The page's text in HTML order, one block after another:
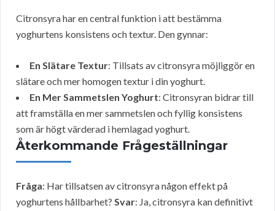
Citronsyra har en central funktion i att bestämma
yoghurtens konsistens och textur. Den gynnar:
En Slätare Textur: Tillsats av citronsyra möjliggör en
slätare och mer homogen textur i din yoghurt.
En Mer Sammetslen Yoghurt: Citronsyran bidrar till
att framställa en mer sammetslen och fyllig konsistens
som är högt värderad i hemlagad yoghurt.
Återkommande Frågeställningar
Fråga: Har tillsatsen av citronsyra någon effekt på
yoghurtens hållbarhet? Svar: Ja, citronsyra kan definitivt